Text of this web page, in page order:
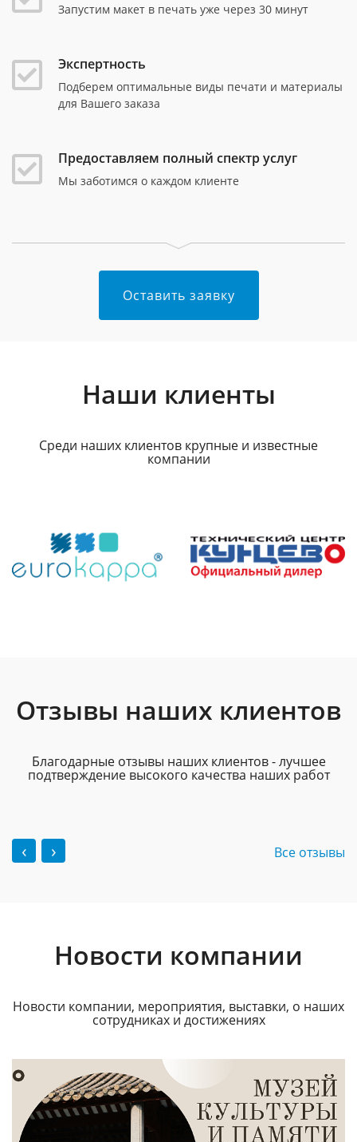
Запустим макет в печать уже через 30 минут
Экспертность
Подберем оптимальные виды печати и материалы
для Вашего заказа
Предоставляем полный спектр услуг
Мы заботимся о каждом клиенте
Оставить заявку
Наши клиенты
Среди наших клиентов крупные и известные
компании
Отзывы наших клиентов
Благодарные отзывы наших клиентов - лучшее
подтверждение высокого качества наших работ
‹ › Все отзывы
Новости компании
Новости компании, мероприятия, выставки, о наших
сотрудниках и достижениях